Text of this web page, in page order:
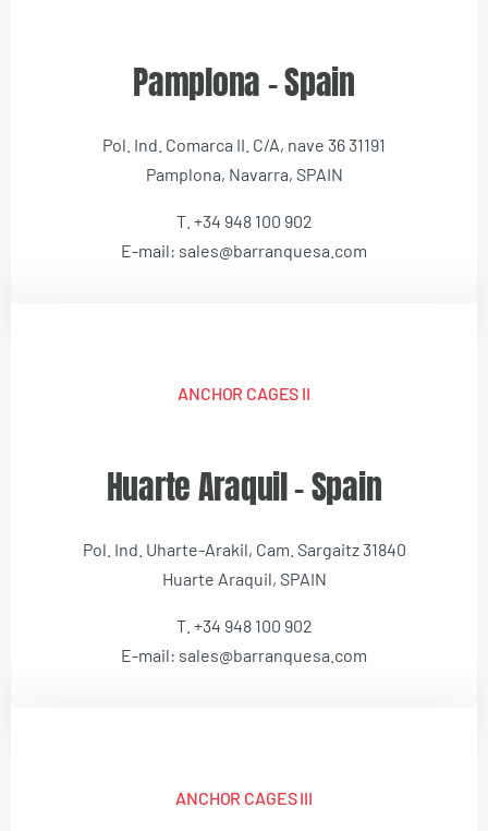
Pamplona – Spain
Pol. Ind. Comarca II. C/A, nave 36 31191
Pamplona, Navarra, SPAIN
T. +34 948 100 902
E-mail: sales@barranquesa.com
ANCHOR CAGES II
Huarte Araquil – Spain
Pol. Ind. Uharte-Arakil, Cam. Sargaitz 31840
Huarte Araquil, SPAIN
T. +34 948 100 902
E-mail: sales@barranquesa.com
ANCHOR CAGES III